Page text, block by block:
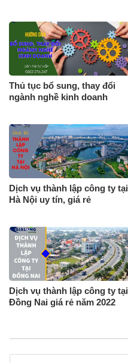
Thủ tục bổ sung, thay đổi
ngành nghề kinh doanh
Dịch vụ thành lập công ty tại
Hà Nội uy tín, giá rẻ
Dịch vụ thành lập công ty tại
Đồng Nai giá rẻ năm 2022